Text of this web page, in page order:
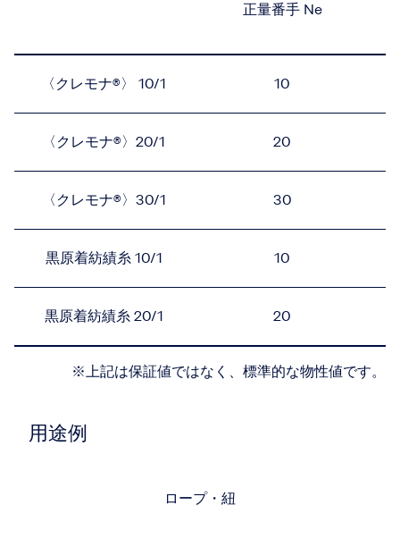
正量番手 Ne
〈クレモナ®〉 10/1 10
〈クレモナ®〉20/1 20
〈クレモナ®〉30/1 30
黒原着紡績糸 10/1 10
黒原着紡績糸 20/1 20
※上記は保証値ではなく、標準的な物性値です。
用途例
ロープ・紐